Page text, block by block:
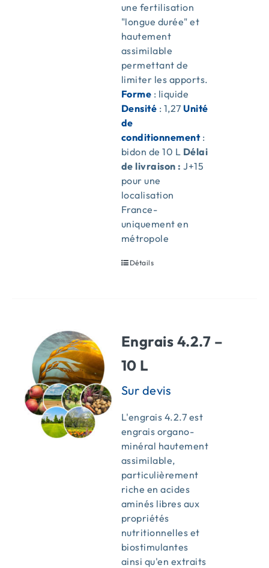
une fertilisation
"longue durée" et
hautement
assimilable
permettant de
limiter les apports.
Forme : liquide
Densité : 1,27Unité
de
conditionnement:
bidon de 10 L Délai
de livraison : J+15
pour une
localisation
France-
uniquement en
métropole
Détails
Engrais 4.2.7 –
10 L
L'engrais 4.2.7 est
engrais organo-
minéral hautement
assimilable,
particulièrement
riche en acides
aminés libres aux
propriétés
nutritionnelles et
biostimulantes
ainsi qu'en extraits